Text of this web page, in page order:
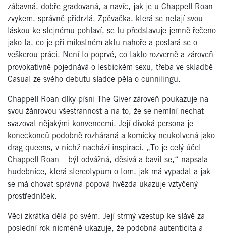
zábavná, dobře gradovaná, a navíc, jak je u Chappell Roan
zvykem, správně přidrzlá. Zpěvačka, která se netají svou
láskou ke stejnému pohlaví, se tu představuje jemně řečeno
jako ta, co je při milostném aktu nahoře a postará se o
veškerou práci. Není to poprvé, co takto rozverně a zároveň
provokativně pojednává o lesbickém sexu, třeba ve skladbě
Casual ze svého debutu sladce pěla o cunnilingu.
Chappell Roan díky písni The Giver zároveň poukazuje na
svou žánrovou všestrannost a na to, že se nemíní nechat
svazovat nějakými konvencemi. Její divoká persona je
koneckonců podobně rozháraná a komicky neukotvená jako
drag queens, v nichž nachází inspiraci. „To je celý účel
Chappell Roan – být odvážná, děsivá a bavit se,“ napsala
hudebnice, která stereotypům o tom, jak má vypadat a jak
se má chovat správná popová hvězda ukazuje vztyčený
prostředníček.
Věci zkrátka dělá po svém. Její strmý vzestup ke slávě za
poslední rok nicméně ukazuje, že podobná autenticita a